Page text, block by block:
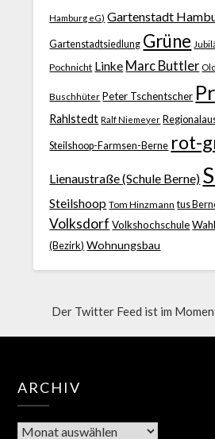
Hamburg eG) Gartenstadt
Gartenstadtsiedlung Grüne
Pochnicht Linke Marc Buttler
Buschhüter Peter Tschentscher
Rahlstedt Ralf Niemeyer
Steilshoop-Farmsen-Berne rot-
Lienaustraße (Schule Berne)
Steilshoop Tom Hinzmann tus
Volksdorf Volkshochschule
(Bezirk) Wohnungsbau
Der Twitter Feed ist im
ARCHIV